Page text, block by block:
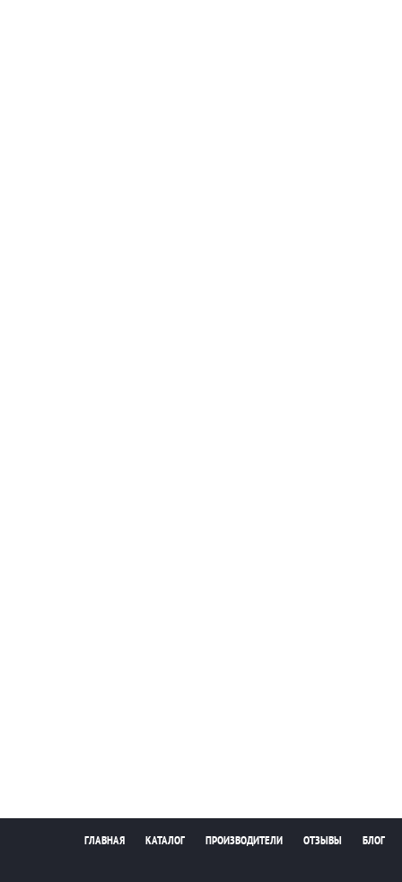
ГЛАВНАЯ КАТАЛОГ ПРОИЗВОДИТЕЛИ ОТЗЫВЫ БЛОГ